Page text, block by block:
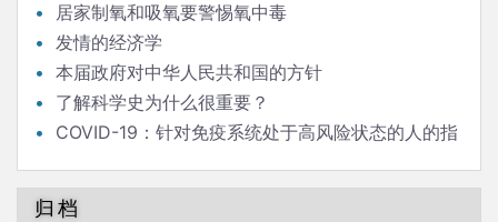
居家制氧和吸氧要警惕氧中毒
发情的经济学
本届政府对中华人民共和国的方针
了解科学史为什么很重要？
COVID-19：针对免疫系统处于高风险状态的人的指
归档